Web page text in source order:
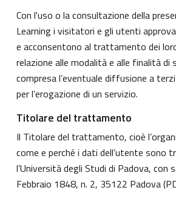
Con l'uso o la consultazione della
Learning i visitatori e gli utenti
e acconsentono al trattamento dei
relazione alle modalità e alle finalità
compresa l’eventuale diffusione a
per l’erogazione di un servizio.
Titolare del trattamento
Il Titolare del trattamento, cioè
come e perché i dati dell’utente sono
l’Università degli Studi di Padova, con
Febbraio 1848, n. 2, 35122 Padova